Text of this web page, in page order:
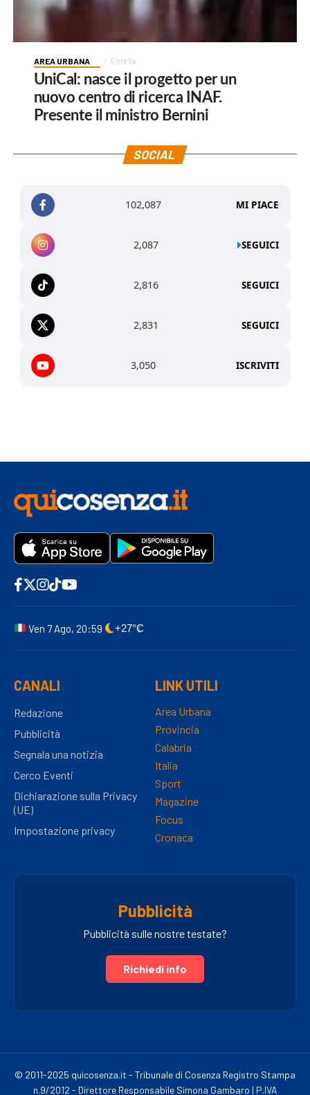
AREA URBANA 5 ore fa
UniCal: nasce il progetto per un
nuovo centro di ricerca INAF.
Presente il ministro Bernini
SOCIAL
102,087 MI PIACE
2,087 SEGUICI
2,816 SEGUICI
2,831 SEGUICI
3,050 ISCRIVITI
Ven 7 Ago, 20:59 +27°C
CANALI
Redazione
Pubblicità
Segnala una notizia
Cerco Eventi
Dichiarazione sulla Privacy
(UE)
Impostazione privacy
LINK UTILI
Area Urbana
Provincia
Calabria
Italia
Sport
Magazine
Focus
Cronaca
Pubblicità
Pubblicità sulle nostre testate?
Richiedi info
© 2011-2025 quicosenza.it - Tribunale di Cosenza Registro Stampa
n.9/2012 - Direttore Responsabile Simona Gambaro | P.IVA